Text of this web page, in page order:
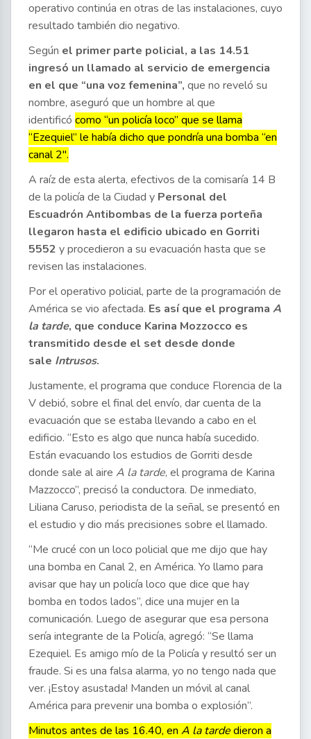
operativo continúa en otras de las instalaciones, cuyo
resultado también dio negativo.
Según el primer parte policial, a las 14.51
ingresó un llamado al servicio de emergencia
en el que “una voz femenina”, que no reveló su
nombre, aseguró que un hombre al que
identificó como “un policía loco” que se llama
“Ezequiel” le había dicho que pondría una bomba “en
canal 2″.
A raíz de esta alerta, efectivos de la comisaría 14 B
de la policía de la Ciudad y Personal del
Escuadrón Antibombas de la fuerza porteña
llegaron hasta el edificio ubicado en Gorriti
5552 y procedieron a su evacuación hasta que se
revisen las instalaciones.
Por el operativo policial, parte de la programación de
América se vio afectada. Es así que el programa A
la tarde, que conduce Karina Mozzocco es
transmitido desde el set desde donde
sale Intrusos.
Justamente, el programa que conduce Florencia de la
V debió, sobre el final del envío, dar cuenta de la
evacuación que se estaba llevando a cabo en el
edificio. “Esto es algo que nunca había sucedido.
Están evacuando los estudios de Gorriti desde
donde sale al aire A la tarde, el programa de Karina
Mazzocco”, precisó la conductora. De inmediato,
Liliana Caruso, periodista de la señal, se presentó en
el estudio y dio más precisiones sobre el llamado.
“Me crucé con un loco policial que me dijo que hay
una bomba en Canal 2, en América. Yo llamo para
avisar que hay un policía loco que dice que hay
bomba en todos lados”, dice una mujer en la
comunicación. Luego de asegurar que esa persona
sería integrante de la Policía, agregó: “Se llama
Ezequiel. Es amigo mío de la Policía y resultó ser un
fraude. Si es una falsa alarma, yo no tengo nada que
ver. ¡Estoy asustada! Manden un móvil al canal
América para prevenir una bomba o explosión”.
Minutos antes de las 16.40, en A la tardedieron a